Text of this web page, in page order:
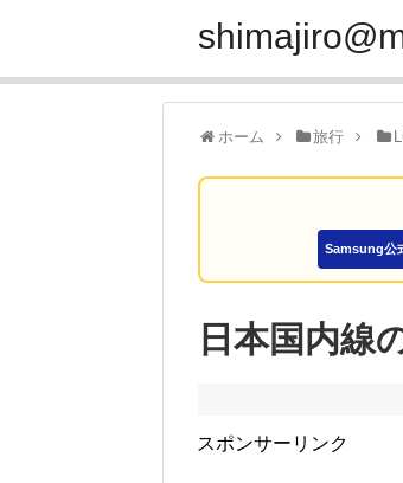
ホーム 旅行
Samsung公
日本国内線
スポンサーリンク